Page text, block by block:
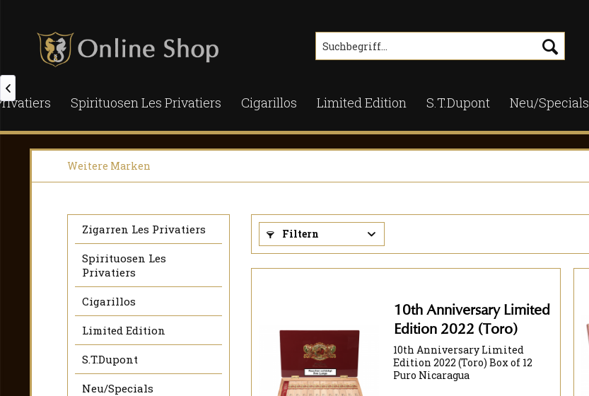
Spirituosen Les Privatiers Cigarillos Limited Edition S.T.Dupont Neu/Specials

Weitere Marken
Zigarren Les Privatiers
Spirituosen Les
Privatiers
Cigarillos
Limited Edition
S.T.Dupont
Neu/Specials
Filtern
10th Anniversary Limited
Edition 2022 (Toro)
10th Anniversary Limited
Edition 2022 (Toro) Box of 12
Puro Nicaragua